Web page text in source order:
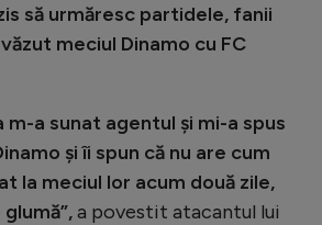
să urmăresc partidele, fanii
meciul Dinamo cu FC
m-a sunat agentul şi mi-a spus
şi îi spun că nu are cum
la meciul lor acum două zile,
a povestit atacantul lui